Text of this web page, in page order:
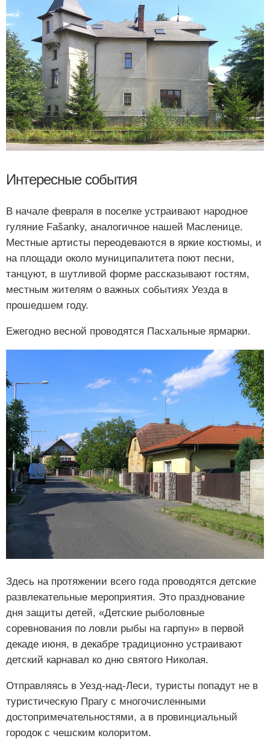
Интересные события
В начале февраля в поселке устраивают народное
гуляние Fašanky, аналогичное нашей Масленице.
Местные артисты переодеваются в яркие костюмы, и
на площади около муниципалитета поют песни,
танцуют, в шутливой форме рассказывают гостям,
местным жителям о важных событиях Уезда в
прошедшем году.
Ежегодно весной проводятся Пасхальные ярмарки.
Здесь на протяжении всего года проводятся детские
развлекательные мероприятия. Это празднование
дня защиты детей, «Детские рыболовные
соревнования по ловли рыбы на гарпун» в первой
декаде июня, в декабре традиционно устраивают
детский карнавал ко дню святого Николая.
Отправляясь в Уезд-над-Леси, туристы попадут не в
туристическую Прагу с многочисленными
достопримечательностями, а в провинциальный
городок с чешским колоритом.